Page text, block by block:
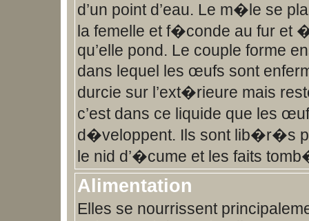
d’un point d’eau. Le m�le se
la femelle et f�conde au fur et
qu’elle pond. Le couple forme
dans lequel les œufs sont
durcie sur l’ext�rieure mais
c’est dans ce liquide que les
d�veloppent. Ils sont lib�r�s
le nid d’�cume et les faits
Alimentation
Elles se nourrissent